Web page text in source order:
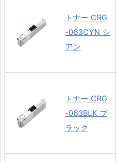
トナー CRG
-063CYN シ
アン
トナー CRG
-063BLK ブ
ラック